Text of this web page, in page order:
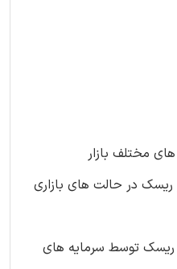
ریسک در حالت های بازاری
ریسک توسط سرمایه های